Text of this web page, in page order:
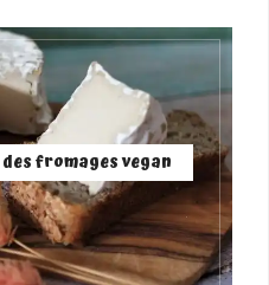
fromages vegan